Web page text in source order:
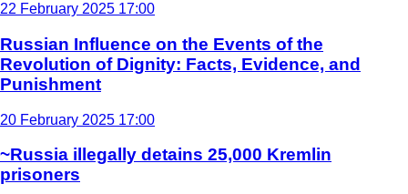
22 February 2025 17:00
Russian Influence on the Events of the
Revolution of Dignity: Facts, Evidence, and
Punishment
20 February 2025 17:00
~Russia illegally detains 25,000 Kremlin
prisoners